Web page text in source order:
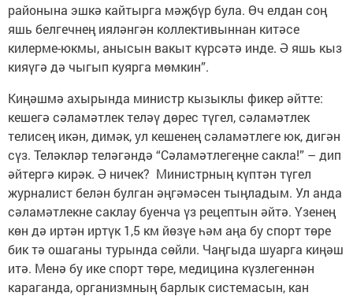
районына эшкә кайтырга мәҗбүр була. Өч елдан соң
яшь белгечнең ияләнгән коллективыннан китәсе
килерме-юкмы, анысын вакыт күрсәтә инде. Ә яшь кыз
кияүгә дә чыгып куярга мөмкин”.
Киңәшмә ахырында министр кызыклы фикер әйтте:
кешегә сәламәтлек теләү дөрес түгел, сәламәтлек
телисең икән, димәк, ул кешенең сәламәтлеге юк, дигән
сүз. Теләкләр теләгәндә “Сәламәтлегеңне сакла!” – дип
әйтергә кирәк. Ә ничек? Министрның күптән түгел
журналист белән булган әңгәмәсен тыңладым. Ул анда
сәламәтлекне саклау буенча үз рецептын әйтә. Үзенең
көн дә иртән иртүк 1,5 км йөзүе һәм аңа бу спорт төре
бик тә ошаганы турында сөйли. Чаңгыда шуарга киңәш
итә. Менә бу ике спорт төре, медицина күзлегеннән
караганда, организмның барлык системасын, кан